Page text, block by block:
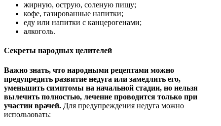
жирную, острую, соленую пищу;
кофе, газированные напитки;
еду или напитки с канцерогенами;
алкоголь.
Секреты народных целителей
Важно знать, что народными рецептами можно
предупредить развитие недуга или замедлить его,
уменьшить симптомы на начальной стадии, но нельзя
вылечить полностью, лечение проводится только при
участии врачей. Для предупреждения недуга можно
использовать: